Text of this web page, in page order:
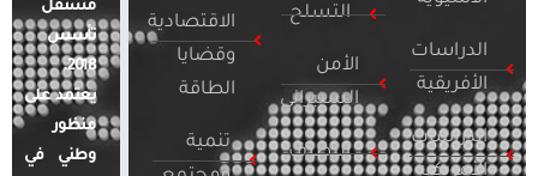
الدراسات
الأفريقية
الدراسات
التسلح
الأمن
السيبراني
التطرف
الاقتصادية
وقضايا
الطاقة
تنمية
مستقل
تأسس
2018.
يعتمد على
منظور
وطني في